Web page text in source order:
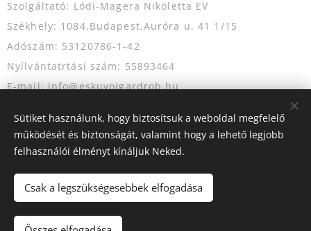
Szolgáltató: Lódi-Magera Nikoletta EV
Székhely: 1084,Budapest,Auróra u. 41 1/15
Adószám: 53120786-1-42
Nyílvántatrtási szám: 55893464
E-mail: info@eskuvoigardrob.hu
Az oldalt a Webnode működteti
Sütiket használunk, hogy biztosítsuk a weboldal megfelelő
működését és biztonságát, valamint hogy a lehető legjobb
felhasználói élményt kínáljuk Neked.
Csak a legszükségesebbek elfogadása